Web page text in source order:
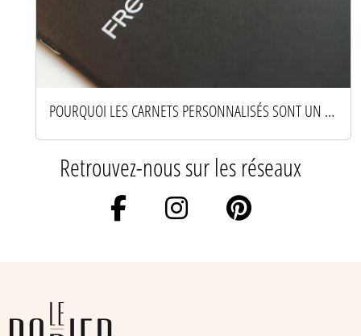
POURQUOI LES CARNETS PERSONNALISÉS SONT UN OUTIL DE MARQUE PUISSANT
Retrouvez-nous sur les réseaux